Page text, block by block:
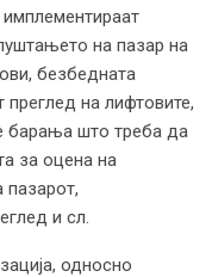
на пазар на
безбедната
преглед на лифтовите,
барања што треба да
за оцена на
и сл.
односно